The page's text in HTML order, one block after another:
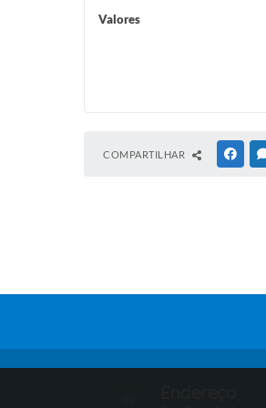
Valores
COMPARTILHAR